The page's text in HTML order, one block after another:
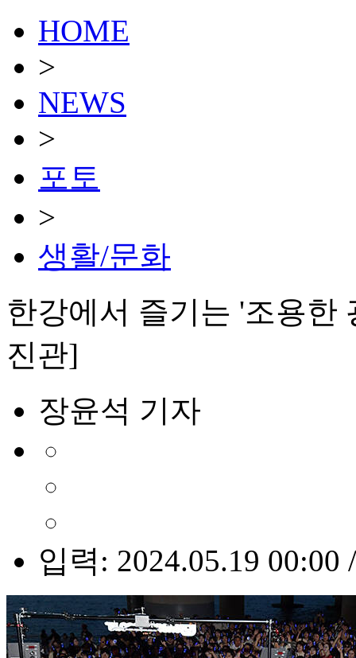
HOME
>
NEWS
>
포토
>
생활/문화
한강에서 즐기는 '조용
진관]
장윤석 기자
입력: 2024.05.19 00:00